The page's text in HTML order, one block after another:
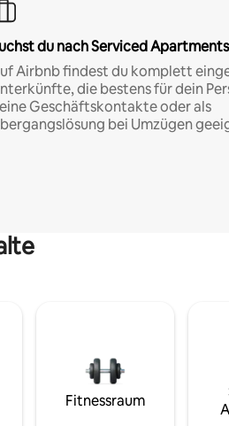
du nach Serviced
Airbnb findest du komplett
die bestens für dein
Geschäftskontakte oder als
bei Umzügen
Fitnessraum